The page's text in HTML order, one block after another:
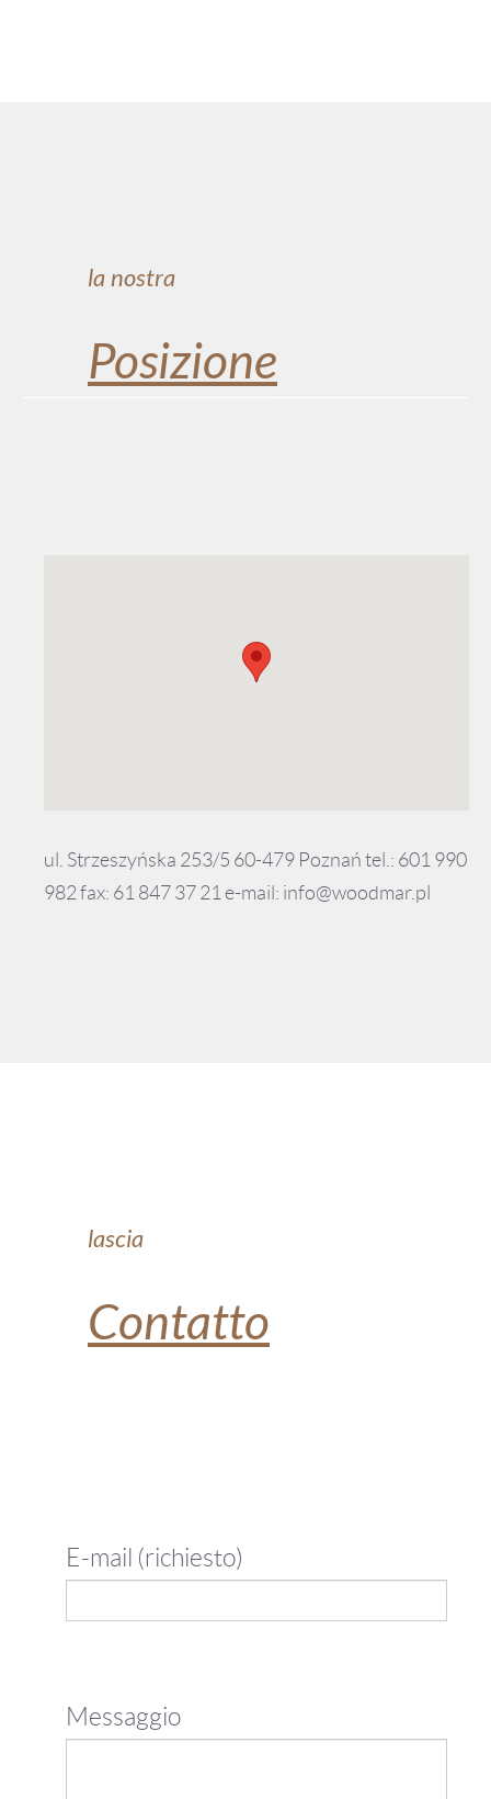
la nostra
Posizione
ul. Strzeszyńska 253/5 60-479 Poznań tel.: 601 990
982 fax: 61 847 37 21 e-mail: info@woodmar.pl
lascia
Contatto
E-mail (richiesto)
Messaggio